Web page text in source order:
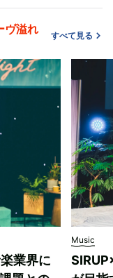
ヴ溢れ
すべて見る
業界に
Music